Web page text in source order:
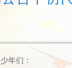
年们：